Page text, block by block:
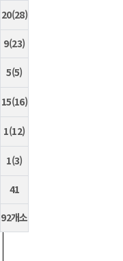
20(28)
9(23)
5(5)
15(16)
1(12)
1(3)
41
92개소